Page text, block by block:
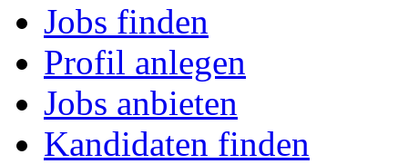
Jobs finden
Profil anlegen
Jobs anbieten
Kandidaten finden